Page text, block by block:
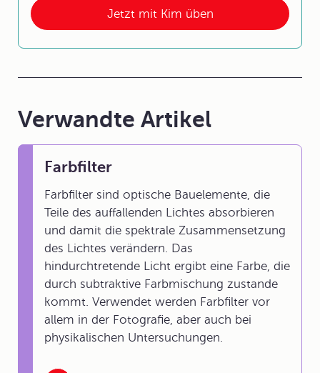
Jetzt mit Kim üben
Verwandte Artikel
Farbfilter
Farbfilter sind optische Bauelemente, die
Teile des auffallenden Lichtes absorbieren
und damit die spektrale Zusammensetzung
des Lichtes verändern. Das
hindurchtretende Licht ergibt eine Farbe, die
durch subtraktive Farbmischung zustande
kommt. Verwendet werden Farbfilter vor
allem in der Fotografie, aber auch bei
physikalischen Untersuchungen.